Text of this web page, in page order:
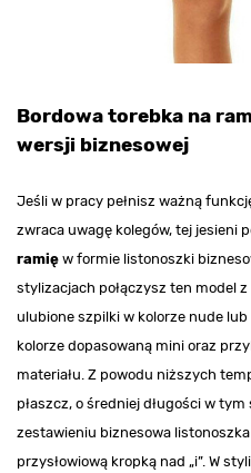
Bordowa torebka na
wersji biznesowej
Jeśli w pracy pełnisz ważną
zwraca uwagę kolegów, tej jesieni
ramię w formie listonoszki
stylizacjach połączysz ten model
ulubione szpilki w kolorze nude
kolorze dopasowaną mini oraz
materiału. Z powodu niższych
płaszcz, o średniej długości w
zestawieniu biznesowa
przysłowiową kropką nad „i”. W